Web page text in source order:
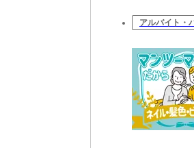
アルバイト・